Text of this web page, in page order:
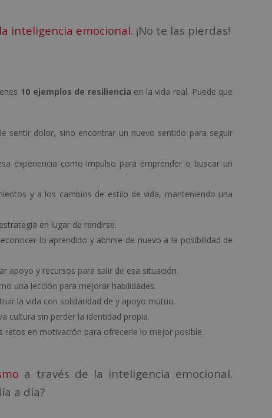
inteligencia emocional. ¡No te las pierdas!
10 ejemplos de resiliencia en la vida real. Puede que
sentir dolor, sino encontrar un nuevo sentido para seguir
experiencia como impulso para emprender o buscar un
y a los cambios de estilo de vida, manteniendo una
en lugar de rendirse.
lo aprendido y abrirse de nuevo a la posibilidad de
apoyo y recursos para salir de esa situación.
una lección para mejorar habilidades.
la vida con solidaridad de y apoyo mutuo.
cultura sin perder la identidad propia.
retos en motivación para ofrecerle lo mejor posible.
a través de la inteligencia emocional.
a día?